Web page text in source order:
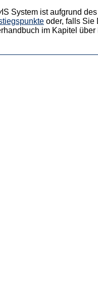
IS System ist aufgrund
oder, falls Sie
im Kapitel